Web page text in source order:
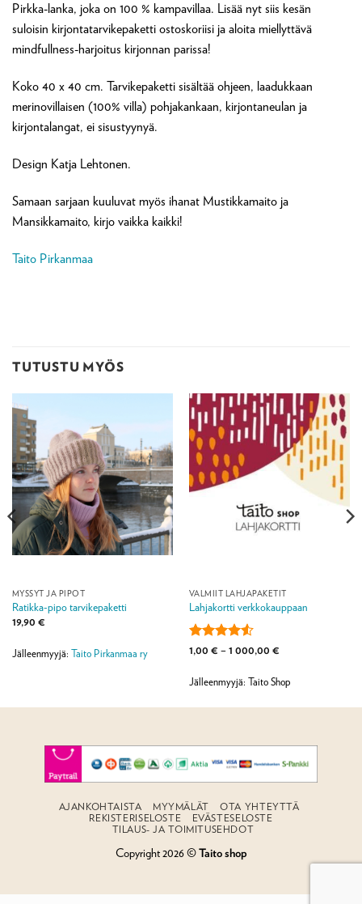
Pirkka-lanka, joka on 100 % kampavillaa. Lisää nyt siis kesän
suloisin kirjontatarvikepaketti ostoskoriisi ja aloita miellyttävä
mindfullness-harjoitus kirjonnan parissa!
Koko 40 x 40 cm. Tarvikepaketti sisältää ohjeen, laadukkaan
merinovillaisen (100% villa) pohjakankaan, kirjontaneulan ja
kirjontalangat, ei sisustyynyä.
Design Katja Lehtonen.
Samaan sarjaan kuuluvat myös ihanat Mustikkamaito ja
Mansikkamaito, kirjo vaikka kaikki!
Taito Pirkanmaa
TUTUSTU MYÖS
MYSSYT JA PIPOT
Ratikka-pipo tarvikepaketti
19,90 €
Jälleenmyyjä: Taito Pirkanmaa ry
VALMIIT LAHJAPAKETIT
Lahjakortti verkkokauppaan
Arvostelu
4.5
1,00 € – 1 000,00 €Hintaluokka:
1
000,00 €
Jälleenmyyjä: Taito Shop
AJANKOHTAISTA MYYMÄLÄT
OTA YHTEYTTÄ
REKISTERISELOSTE
EVÄSTESELOSTE
TILAUS- JA TOIMITUSEHDOT
Copyright 2026 ©Taito shop